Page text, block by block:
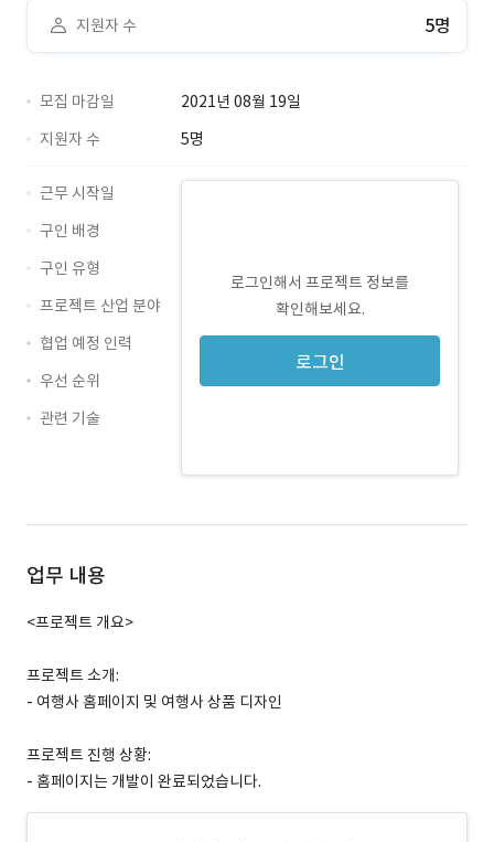
지원자 수 5명
모집 마감일
2021년 08월 19일
지원자 수
5명
로그인해서 프로젝트 정보를
확인해보세요.
로그인
근무 시작일
구인 배경
구인 유형
프로젝트 산업 분야
협업 예정 인력
우선 순위
관련 기술
업무 내용
<프로젝트 개요>
프로젝트 소개:
- 여행사 홈페이지 및 여행사 상품 디자인
프로젝트 진행 상황:
- 홈페이지는 개발이 완료되었습니다.